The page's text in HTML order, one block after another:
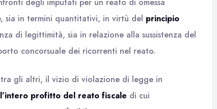
sia in termini quantitativi, in virtù del principio
di legittimità, sia in relazione alla sussistenza del
concorsuale dei ricorrenti nel reato.
gli altri, il vizio di violazione di legge in
l’intero profitto del reato fiscale di cui